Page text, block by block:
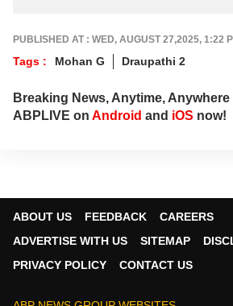
PUBLISHED AT : WED, AUGUST 27,2025, 1:22
Tags : Mohan G Draupathi 2
Breaking News, Anytime, Anywhere
ABPLIVE on Android and iOS now!
ABOUT US FEEDBACK
CAREERS
ADVERTISE WITH US
SITEMAP
PRIVACY POLICY
CONTACT US